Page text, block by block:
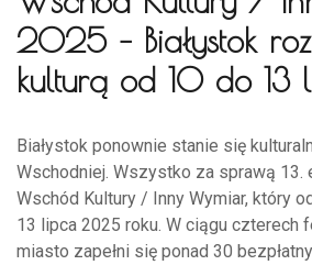
2025 – Białystok
kulturą od 10 do 13
Białystok ponownie stanie się
Wschodniej. Wszystko za sprawą 13.
Wschód Kultury / Inny Wymiar, który
13 lipca 2025 roku. W ciągu czterech
miasto zapełni się ponad 30